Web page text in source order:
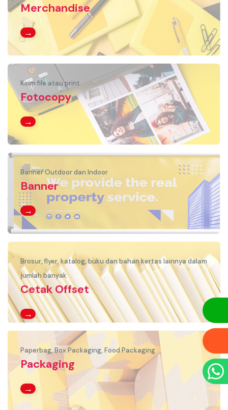
Merchandise
→
Kirim file atau print
Fotocopy
→
Banner Outdoor dan Indoor
Banner
→
Brosur, flyer, katalog, buku dan bahan kertas lainnya dalam
jumlah banyak
Cetak Offset
→
Paperbag, Box Packaging, Food Packaging
Packaging
→